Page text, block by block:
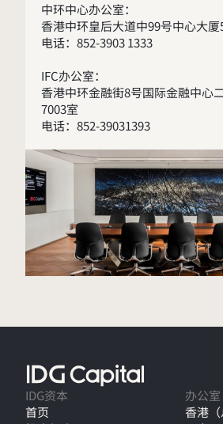
中环中心办公室：
香港中环皇后大道中99号中心大厦
电话：852-3903 1333
IFC办公室：
香港中环金融街8号国际金融中心
7003室
电话：852-39031393
IDG资本
首页
办公室
香港（